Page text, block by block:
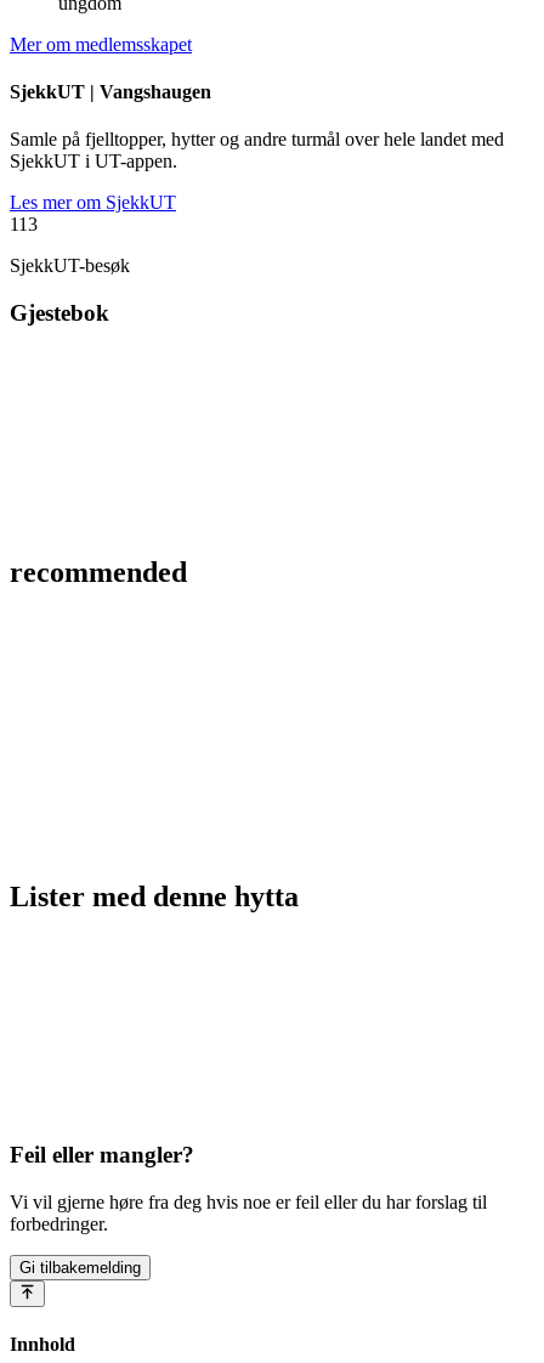
Mer om medlemsskapet
SjekkUT | Vangshaugen
Samle på fjelltopper, hytter og andre turmål over hele landet med
SjekkUT i UT-appen.
Les mer om SjekkUT
113
SjekkUT-besøk
Gjestebok
recommended
Lister med denne hytta
Feil eller mangler?
Vi vil gjerne høre fra deg hvis noe er feil eller du har forslag til
forbedringer.
Gi tilbakemelding
Innhold